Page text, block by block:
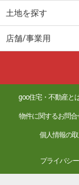
土地を探す
店舗/事業用
goo住宅・不動産と
物件に関するお問合
個人情報の
プライバシ